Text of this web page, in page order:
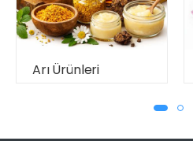
Arı Ürünleri